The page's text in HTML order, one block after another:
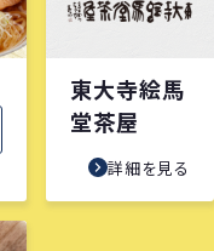
東大寺絵馬
堂茶屋
詳細を見る